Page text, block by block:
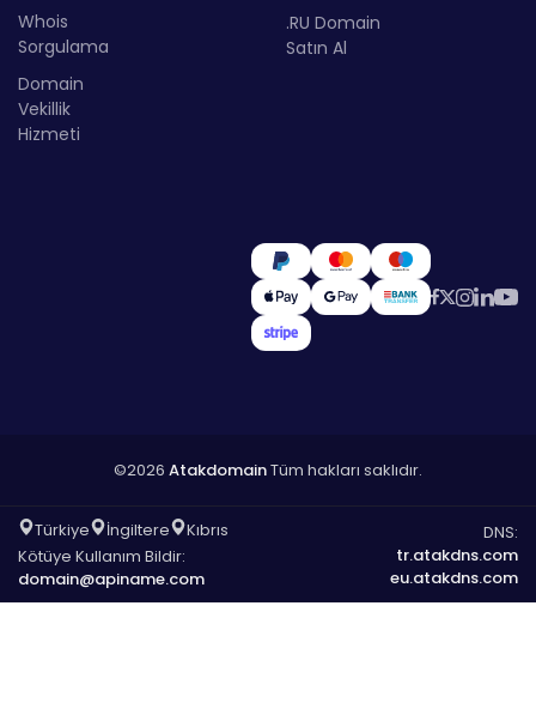
Whois
Sorgulama
Domain
Vekillik
Hizmeti
.RU Domain
Satın Al
©2026 AtakdomainTüm hakları saklıdır.
Türkiye İngiltere
Kıbrıs
Kötüye Kullanım Bildir:
domain@apiname.com
DNS:
tr.atakdns.com
eu.atakdns.com